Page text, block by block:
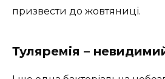
призвести до жовтяниці.
Туляремія –